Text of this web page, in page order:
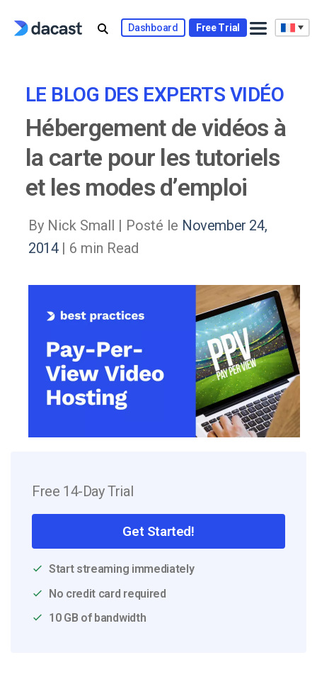
Dashboard Free Trial
LE BLOG DES EXPERTS VIDÉO
Hébergement de vidéos à
la carte pour les tutoriels
et les modes d’emploi
By Nick Small | Posté le November 24,
2014| 6 min Read
Free 14-Day Trial
Get Started!
Start streaming immediately
No credit card required
10 GB of bandwidth